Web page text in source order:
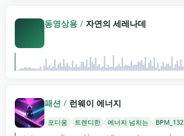
동영상용 / 자연의 세레나데
패션 / 런웨이 에너지
포디움 트렌디한 에너지 넘치는 BPM_132